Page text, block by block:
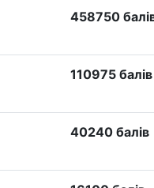
458750
110975 балів
40240 балів